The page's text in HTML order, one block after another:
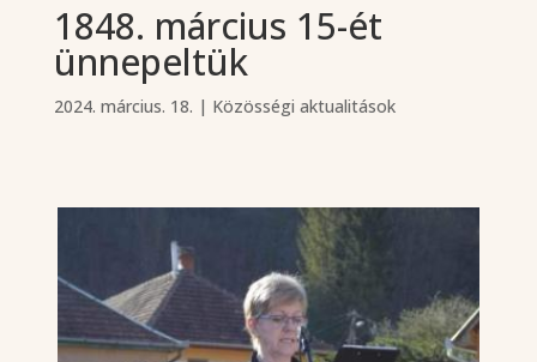
1848. március 15-ét
ünnepeltük
2024. március. 18. | Közösségi aktualitások